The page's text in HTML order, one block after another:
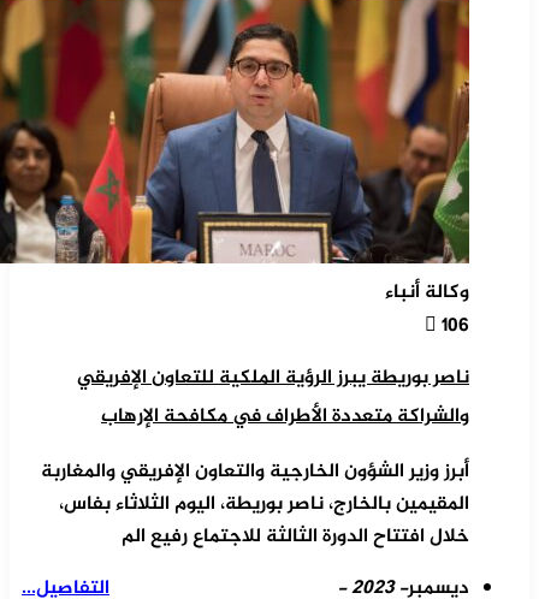
وكالة أنباء
106
ناصر بوريطة يبرز الرؤية الملكية للتعاون الإفريقي
والشراكة متعددة الأطراف في مكافحة الإرهاب
أبرز وزير الشؤون الخارجية والتعاون الإفريقي والمغاربة
المقيمين بالخارج، ناصر بوريطة، اليوم الثلاثاء بفاس،
خلال افتتاح الدورة الثالثة للاجتماع رفيع الم
التفاصيل...
ديسمبر- 2023 -